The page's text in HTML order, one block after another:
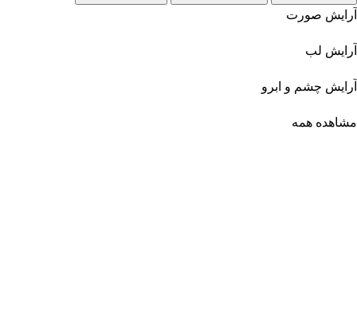
آرایش صورت
آرایش لب
آرایش چشم و ابرو
مشاهده همه